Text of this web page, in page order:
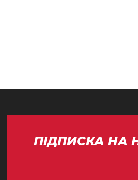
ПІДПИСКА НА